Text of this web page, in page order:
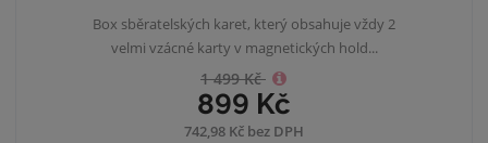
1 499 Kč
899 Kč
742,98 Kč bez DPH
Box sběratelských karet, který obsahuje vždy 2
velmi vzácné karty v magnetických hold...